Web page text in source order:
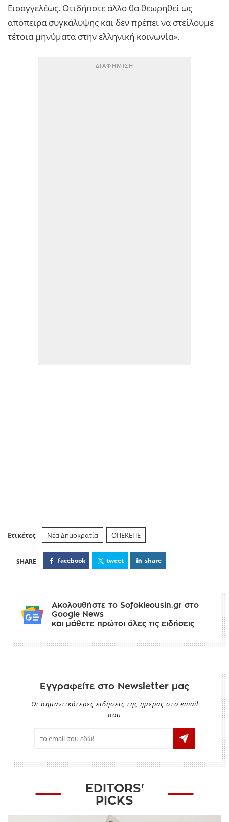
Εισαγγελέως. Οτιδήποτε άλλο θα θεωρηθεί ως
απόπειρα συγκάλυψης και δεν πρέπει να στείλουμε
τέτοια μηνύματα στην ελληνική κοινωνία».
Ετικέτες Νέα Δημοκρατία ΟΠΕΚΕΠΕ
facebook tweet share
Ακολουθήστε το Sofokleousin.gr στο
Google News
και μάθετε πρώτοι όλες τις ειδήσεις
Εγγραφείτε στο Newsletter μας
Οι σημαντικότερες ειδήσεις της ημέρας στο email
σου
EDITORS'
PICKS